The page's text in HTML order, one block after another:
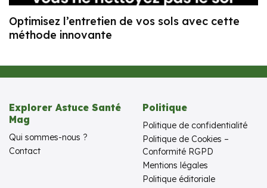
Optimisez l’entretien de vos sols avec cette
méthode innovante
Explorer Astuce Santé
Mag
Qui sommes-nous ?
Contact
Politique
Politique de confidentialité
Politique de Cookies –
Conformité RGPD
Mentions légales
Politique éditoriale